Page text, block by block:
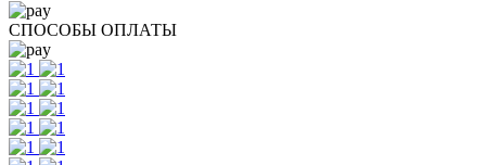
СПОСОБЫ ОПЛАТЫ